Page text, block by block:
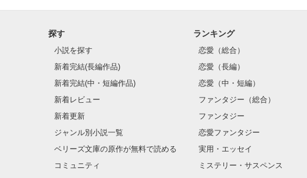
※必ず先に※【Ｍission、
嘘恋は友情込み恋愛込みの
探す
小説を探す
新着完結(長編作品)
新着完結(中・短編作品)
新着レビュー
新着更新
ジャンル別小説一覧
ベリーズ文庫の原作が無料で読める
コミュニティ
ランキング
恋愛（総合）
恋愛（長編）
恋愛（中・短編）
ファンタジー（総合）
ファンタジー
恋愛ファンタジー
実用・エッセイ
ミステリー・サスペンス